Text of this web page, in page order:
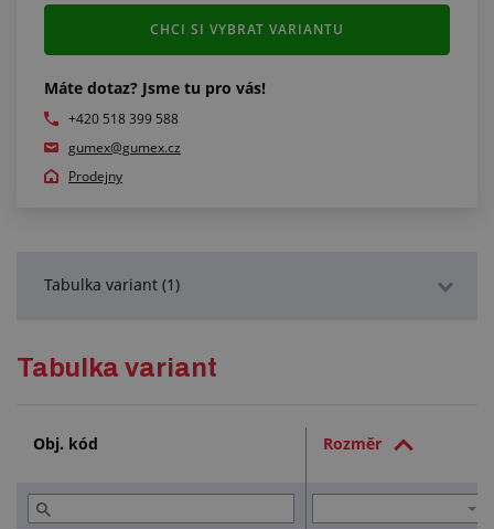
Máte dotaz? Jsme tu pro vás!
+420 518 399 588
gumex@gumex.cz
Prodejny
CHCI SI VYBRAT VARIANTU
Tabulka variant (1)
Tabulka variant
Obj. kód Rozměr